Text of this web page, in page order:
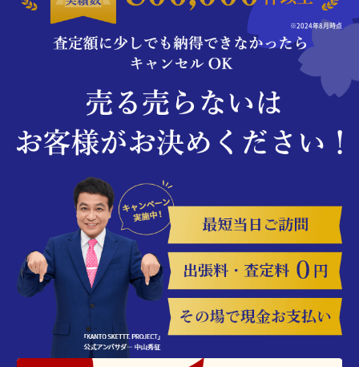
※2024年8月時点